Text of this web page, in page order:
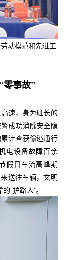
动模范和先进工
零事故”
速，身为班长的
成功消除安全隐
计查获偷逃通行
电设备故障百余
假日车流高峰期
送往车辆，文明
“护路人”。